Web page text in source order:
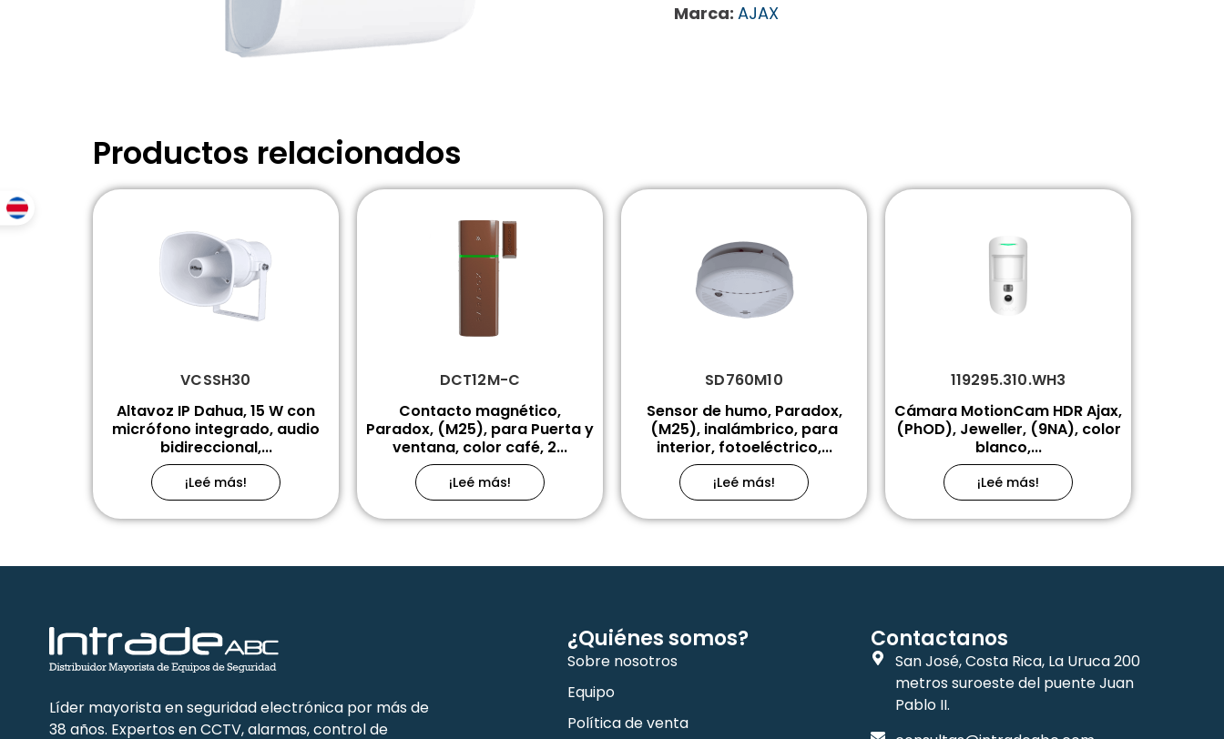
Marca:AJAX
Productos relacionados
VCSSH30
Altavoz IP Dahua, 15 W con
micrófono integrado, audio
bidireccional,...
¡Leé más!
DCT12M-C
Contacto magnético,
Paradox, (M25), para Puerta y
ventana, color café, 2...
¡Leé más!
SD760M10
Sensor de humo, Paradox,
(M25), inalámbrico, para
interior, fotoeléctrico,...
¡Leé más!
119295.310.WH3
Cámara MotionCam HDR Ajax,
(PhOD), Jeweller, (9NA), color
blanco,...
¡Leé más!
Líder mayorista en seguridad electrónica por más de
38 años. Expertos en CCTV, alarmas, control de
¿Quiénes somos?
Sobre nosotros
Equipo
Política de venta
Contactanos
San José, Costa Rica, La Uruca 200
metros suroeste del puente Juan
Pablo II.